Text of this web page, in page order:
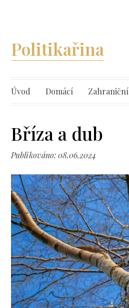
Politikařina
Úvod Domácí Zahraniční
Bříza a dub
Publikováno: 08.06.2024